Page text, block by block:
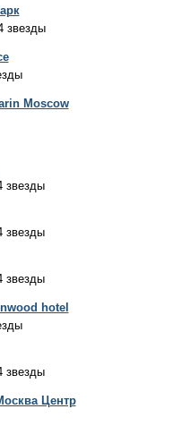
звезды
Moscow
звезды
звезды
звезды
hotel
звезды
Центр